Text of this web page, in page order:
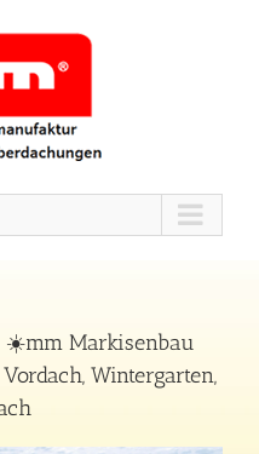
☀️mm Markisenbau
Wintergarten,